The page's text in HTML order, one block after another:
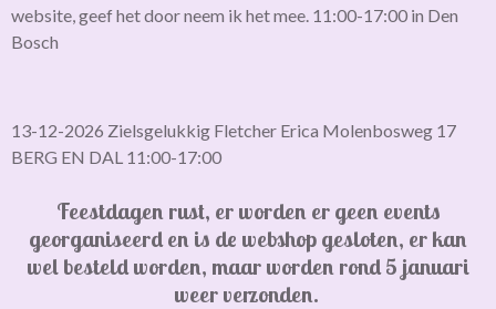
website, geef het door neem ik het mee. 11:00-17:00 in Den
Bosch
13-12-2026 Zielsgelukkig Fletcher Erica Molenbosweg 17
BERG EN DAL 11:00-17:00
Feestdagen rust, er worden er geen events
georganiseerd en is de webshop gesloten, er kan
wel besteld worden, maar worden rond 5 januari
weer verzonden.